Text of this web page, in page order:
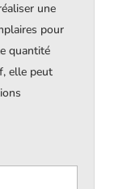
une
pour
quantité
elle peut